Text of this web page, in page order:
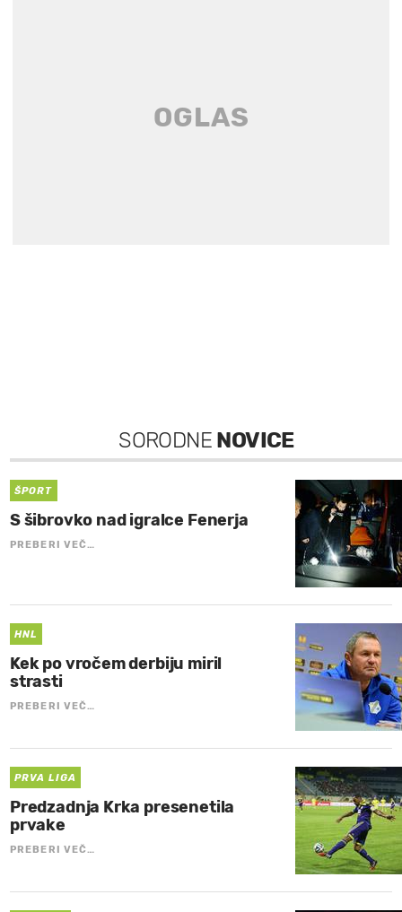
SORODNE NOVICE
ŠPORT
S šibrovko nad igralce Fenerja
PREBERI VEČ…
HNL
Kek po vročem derbiju miril
strasti
PREBERI VEČ…
PRVA LIGA
Predzadnja Krka presenetila
prvake
PREBERI VEČ…